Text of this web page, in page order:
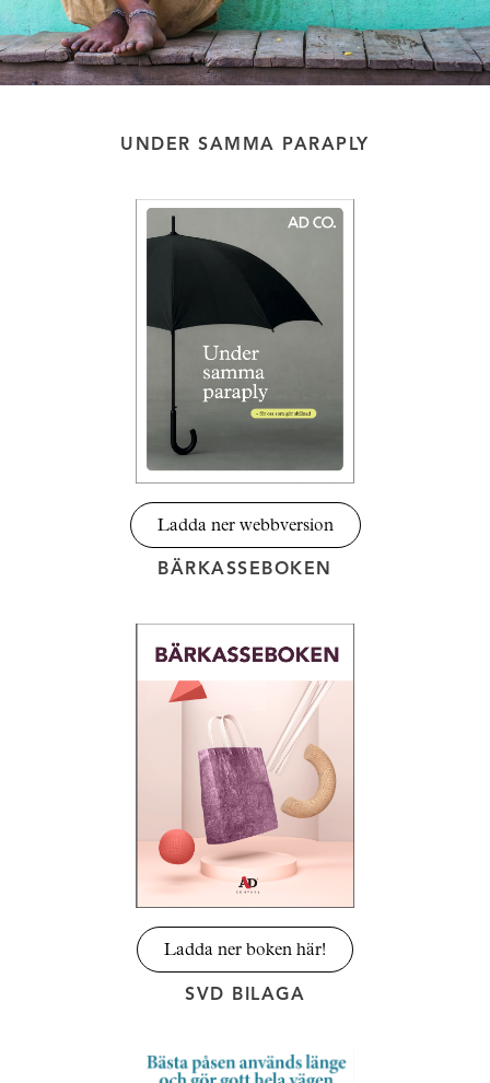
UNDER SAMMA PARAPLY
Ladda ner webbversion
BÄRKASSEBOKEN
Ladda ner boken här!
SVD BILAGA